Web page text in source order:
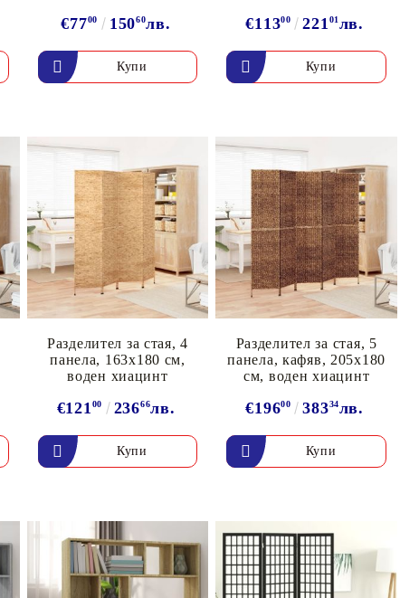
€7700 15060лв. €11300 221 01лв.
Разделител за стая, 4
панела, 163x180 см,
воден хиацинт
€121 00 23666лв.
Разделител за стая, 5
панела, кафяв, 205x180
см, воден хиацинт
€19600 38334лв.